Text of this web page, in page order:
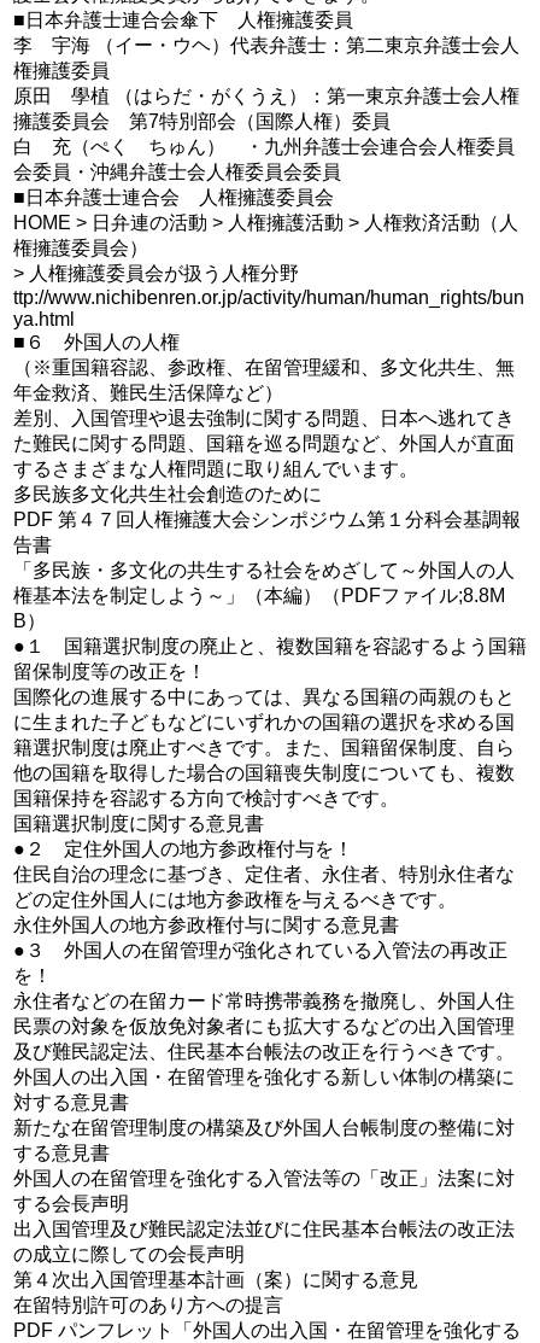
■日本弁護士連合会傘下 人権擁護委員
李 宇海 （イー・ウヘ）代表弁護士：第二東京弁護士会人
権擁護委員
原田 學植 （はらだ・がくうえ）：第一東京弁護士会人権
擁護委員会 第7特別部会（国際人権）委員
白 充（ぺく ちゅん） ・九州弁護士会連合会人権委員
会委員・沖縄弁護士会人権委員会委員
■日本弁護士連合会 人権擁護委員会
HOME > 日弁連の活動 > 人権擁護活動 > 人権救済活動（人
権擁護委員会）
> 人権擁護委員会が扱う人権分野
ttp://www.nichibenren.or.jp/activity/human/human_rights/bun
ya.html
■６ 外国人の人権
（※重国籍容認、参政権、在留管理緩和、多文化共生、無
年金救済、難民生活保障など）
差別、入国管理や退去強制に関する問題、日本へ逃れてき
た難民に関する問題、国籍を巡る問題など、外国人が直面
するさまざまな人権問題に取り組んでいます。
多民族多文化共生社会創造のために
PDF 第４７回人権擁護大会シンポジウム第１分科会基調報
告書
「多民族・多文化の共生する社会をめざして～外国人の人
権基本法を制定しよう～」（本編）（PDFファイル;8.8M
B）
●１ 国籍選択制度の廃止と、複数国籍を容認するよう国籍
留保制度等の改正を！
国際化の進展する中にあっては、異なる国籍の両親のもと
に生まれた子どもなどにいずれかの国籍の選択を求める国
籍選択制度は廃止すべきです。また、国籍留保制度、自ら
他の国籍を取得した場合の国籍喪失制度についても、複数
国籍保持を容認する方向で検討すべきです。
国籍選択制度に関する意見書
●２ 定住外国人の地方参政権付与を！
住民自治の理念に基づき、定住者、永住者、特別永住者な
どの定住外国人には地方参政権を与えるべきです。
永住外国人の地方参政権付与に関する意見書
●３ 外国人の在留管理が強化されている入管法の再改正
を！
永住者などの在留カード常時携帯義務を撤廃し、外国人住
民票の対象を仮放免対象者にも拡大するなどの出入国管理
及び難民認定法、住民基本台帳法の改正を行うべきです。
外国人の出入国・在留管理を強化する新しい体制の構築に
対する意見書
新たな在留管理制度の構築及び外国人台帳制度の整備に対
する意見書
外国人の在留管理を強化する入管法等の「改正」法案に対
する会長声明
出入国管理及び難民認定法並びに住民基本台帳法の改正法
の成立に際しての会長声明
第４次出入国管理基本計画（案）に関する意見
在留特別許可のあり方への提言
PDF パンフレット「外国人の出入国・在留管理を強化する